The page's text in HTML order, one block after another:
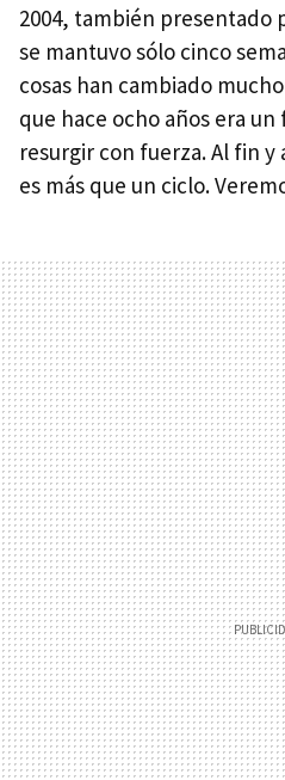
2004, también presentado
se mantuvo sólo cinco
cosas han cambiado
que hace ocho años era
resurgir con fuerza. Al fin
es más que un ciclo.